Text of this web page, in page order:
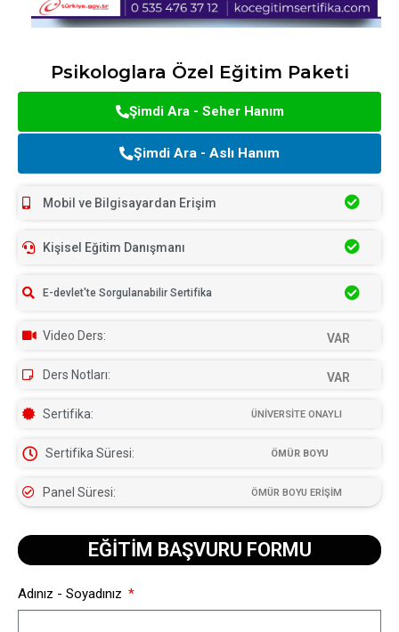
Psikologlara Özel Eğitim Paketi
Şimdi Ara - Seher Hanım
Şimdi Ara - Aslı Hanım
Mobil ve Bilgisayardan Erişim
Kişisel Eğitim Danışmanı
E-devlet'te Sorgulanabilir Sertifika
Video Ders: VAR
Ders Notları: VAR
Sertifika: ÜNİVERSİTE ONAYLI
Sertifika Süresi: ÖMÜR BOYU
Panel Süresi: ÖMÜR BOYU ERİŞİM
EĞİTİM BAŞVURU FORMU​
Adınız - Soyadınız